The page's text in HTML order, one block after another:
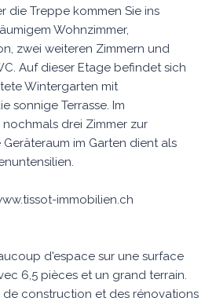
die Treppe kommen Sie ins
Wohnzimmer,
zwei weiteren Zimmern und
Auf dieser Etage befindet sich
Wintergarten mit
sonnige Terrasse. Im
drei Zimmer zur
im Garten dient als
immobilien.ch
d'espace sur une surface
6,5 pièces et un grand terrain.
construction et des rénovations